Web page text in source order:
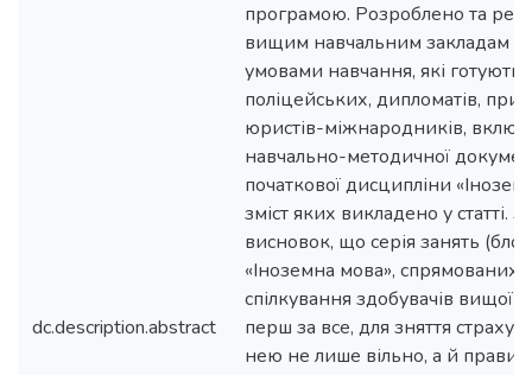
dc.description.abstract
програмою. Розроблено та
вищим навчальним закладам
умовами навчання, які готують
поліцейських, дипломатів,
юристів-міжнародників,
навчально-методичної
початкової дисципліни
зміст яких викладено у статті.
висновок, що серія занять
«Іноземна мова», спрямованих
спілкування здобувачів вищої
перш за все, для зняття страху
нею не лише вільно, а й